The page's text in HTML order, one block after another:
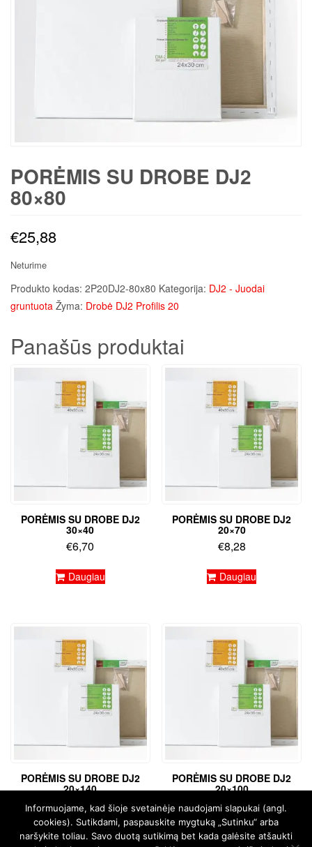
PORĖMIS SU DROBE DJ2
80×80
€25,88
Neturime
Produkto kodas: 2P20DJ2-80x80 Kategorija: DJ2 - Juodai
gruntuota Žyma: Drobė DJ2 Profilis 20
Panašūs produktai
PORĖMIS SU DROBE DJ2
30×40
€6,70
Daugiau
PORĖMIS SU DROBE DJ2
20×70
€8,28
Daugiau
PORĖMIS SU DROBE DJ2
20×140
€18,57
Daugiau
PORĖMIS SU DROBE DJ2
20×100
€13,48
Daugiau
Informuojame, kad šioje svetainėje naudojami slapukai (angl.
cookies). Sutikdami, paspauskite mygtuką „Sutinku“ arba
naršykite toliau. Savo duotą sutikimą bet kada galėsite atšaukti